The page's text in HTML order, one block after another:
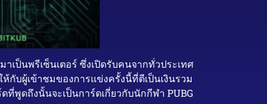
เป็นพรีเซ็นเตอร์ ซึ่งเปิดรับคนจากทั่วประเทศ
กับผู้เข้าชมของการแข่งครั้งนี้ที่ตีเป็นเงินรวม
พูดถึงนั้นจะเป็นการ์ดเกี่ยวกับนักกีฬา PUBG